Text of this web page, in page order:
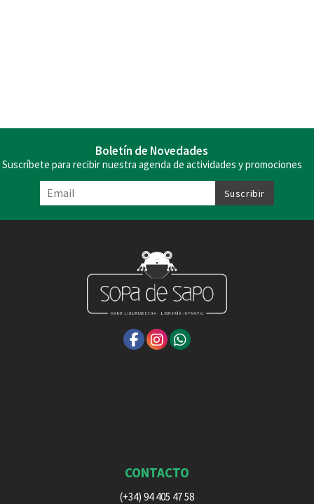
Boletín de Novedades
Suscríbete para recibir nuestra agenda de actividades y promociones
CONTACTO
(+34) 94 405 47 58